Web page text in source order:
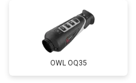
OWL OQ35